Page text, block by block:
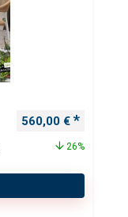
Ursprünglicher
560,00 €
26%